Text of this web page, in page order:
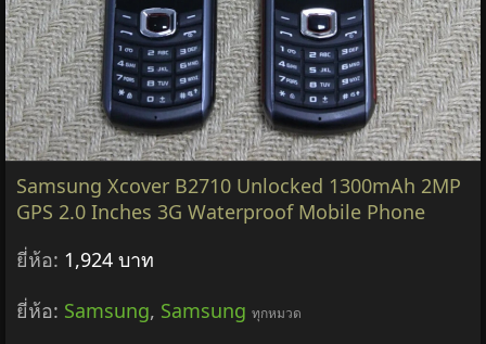
Samsung Xcover B2710 Unlocked 1300mAh 2MP
GPS 2.0 Inches 3G Waterproof Mobile Phone
ยี่ห้อ: 1,924 บาท
ยี่ห้อ: Samsung, Samsung ทุกหมวด